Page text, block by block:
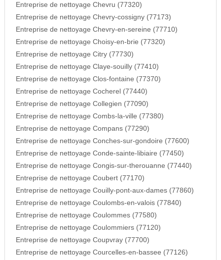
Entreprise de nettoyage Chevru (77320)
Entreprise de nettoyage Chevry-cossigny (77173)
Entreprise de nettoyage Chevry-en-sereine (77710)
Entreprise de nettoyage Choisy-en-brie (77320)
Entreprise de nettoyage Citry (77730)
Entreprise de nettoyage Claye-souilly (77410)
Entreprise de nettoyage Clos-fontaine (77370)
Entreprise de nettoyage Cocherel (77440)
Entreprise de nettoyage Collegien (77090)
Entreprise de nettoyage Combs-la-ville (77380)
Entreprise de nettoyage Compans (77290)
Entreprise de nettoyage Conches-sur-gondoire (77600)
Entreprise de nettoyage Conde-sainte-libiaire (77450)
Entreprise de nettoyage Congis-sur-therouanne (77440)
Entreprise de nettoyage Coubert (77170)
Entreprise de nettoyage Couilly-pont-aux-dames (77860)
Entreprise de nettoyage Coulombs-en-valois (77840)
Entreprise de nettoyage Coulommes (77580)
Entreprise de nettoyage Coulommiers (77120)
Entreprise de nettoyage Coupvray (77700)
Entreprise de nettoyage Courcelles-en-bassee (77126)